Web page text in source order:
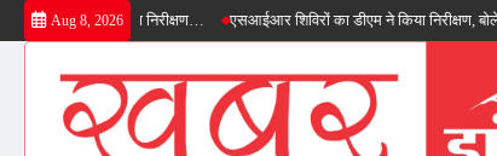
Skip
to
Aug 8, 2026
डीएम ने किया निरीक्षण… एसआईआर शिविरों का डीएम ने किया निरीक्षण, बोले—कोई